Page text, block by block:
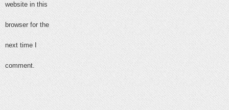
website in this
browser for the
next time I
comment.